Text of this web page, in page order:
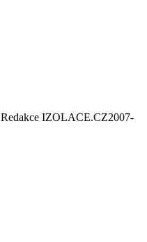
Redakce IZOLACE.CZ2007-